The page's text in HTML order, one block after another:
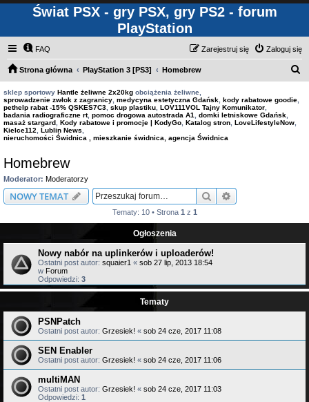
Świat PSX - gry PSX, gry PS2 - forum
PlayStation
FAQ Zaloguj się
Zarejestruj się
Strona główna PlayStation 3 [PS3] Homebrew
sklep sportowy Hantle żeliwne 2x20kg obciążenia żeliwne,
sprowadzenie zwłok z zagranicy medycyna estetyczna Gdańsk kody rabatowe goodie
pethelp rabat -15% QSKES7C3 skup plastiku LOV111VOL Tajny Komunikator
badania radiograficzne rt, pomoc drogowa autostrada A1 domki letniskowe Gdańsk
masaż stargard Kody rabatowe i promocje | KodyGo Katalog stron LoveLifestyleNow
Kielce112
Lublin News
nieruchomości Świdnica , mieszkanie świdnica, agencja Świdnica
Homebrew
Moderator: Moderatorzy
NOWY TEMAT Szukaj
Tematy: 10 • Strona 1 z 1
Ogłoszenia
Nowy nabór na uplinkerów i uploaderów!
Ostatni post autor: squaier1 « sob 27 lip, 2013 18:54
w Forum
Odpowiedzi: 3
Tematy
PSNPatch
Ostatni post autor: Grzesiek! « sob 24 cze, 2017 11:08
SEN Enabler
Ostatni post autor: Grzesiek! « sob 24 cze, 2017 11:06
multiMAN
Ostatni post autor: Grzesiek! « sob 24 cze, 2017 11:03
Odpowiedzi: 1